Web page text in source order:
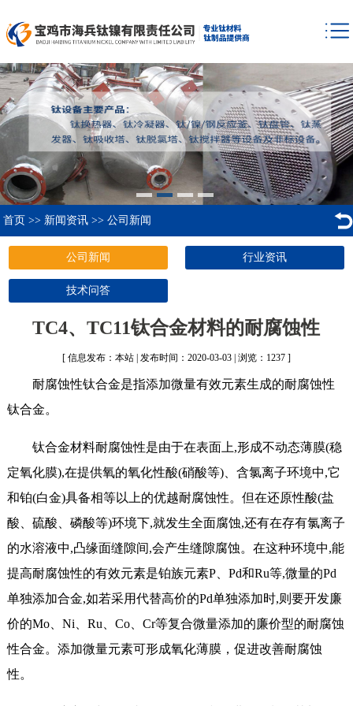
首页 >> 新闻资讯 >> 公司新闻
公司新闻 行业资讯
技术问答
TC4、TC11钛合金材料的耐腐蚀性
[ 信息发布：本站 | 发布时间：2020-03-03 | 浏览：1237 ]
耐腐蚀性钛合金是指添加微量有效元素生成的耐腐蚀性
钛合金。
钛合金材料耐腐蚀性是由于在表面上,形成不动态薄膜(稳
定氧化膜),在提供氧的氧化性酸(硝酸等)、含氯离子环境中,它
和铂(白金)具备相等以上的优越耐腐蚀性。但在还原性酸(盐
酸、硫酸、磷酸等)环境下,就发生全面腐蚀,还有在存有氯离子
的水溶液中,凸缘面缝隙间,会产生缝隙腐蚀。在这种环境中,能
提高耐腐蚀性的有效元素是铂族元素P、Pd和Ru等,微量的Pd
单独添加合金,如若采用代替高价的Pd单独添加时,则要开发廉
价的Mo、Ni、Ru、Co、Cr等复合微量添加的廉价型的耐腐蚀
性合金。添加微量元素可形成氧化薄膜，促进改善耐腐蚀
性。